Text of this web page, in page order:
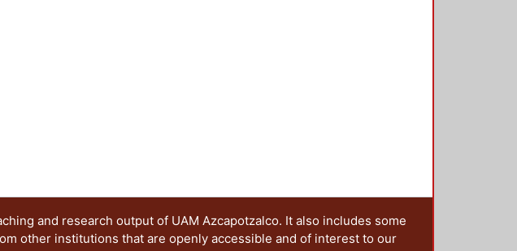
and research output of UAM Azcapotzalco. It also includes some
other institutions that are openly accessible and of interest to our